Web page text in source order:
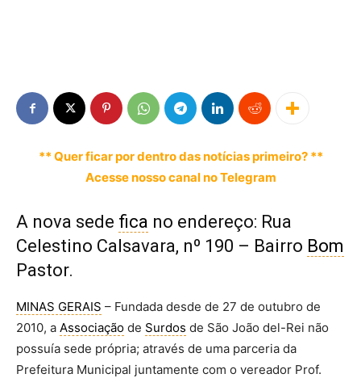
** Quer ficar por dentro das notícias primeiro? **
Acesse nosso canal no Telegram
A nova sede fica no endereço: Rua
Celestino Calsavara, nº 190 – Bairro Bom
Pastor.
MINAS GERAIS – Fundada desde de 27 de outubro de
2010, a Associação de Surdos de São João del-Rei não
possuía sede própria; através de uma parceria da
Prefeitura Municipal juntamente com o vereador Prof.